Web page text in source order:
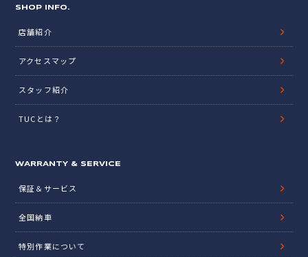
SHOP INFO.
店舗紹介
アクセスマップ
スタッフ紹介
TUCとは？
WARRANTY & SERVICE
保証＆サービス
全国納車
特別作業について